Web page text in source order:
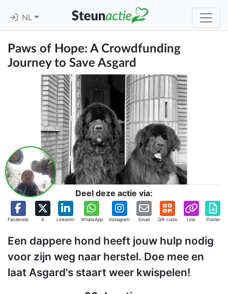
NL
Paws of Hope: A Crowdfunding
Journey to Save Asgard
Deel deze actie via:
Facebook X Linkedin WhatsApp Instagram Email QR-code Link Poster
Een dappere hond heeft jouw hulp nodig
voor zijn weg naar herstel. Doe mee en
laat Asgard's staart weer kwispelen!